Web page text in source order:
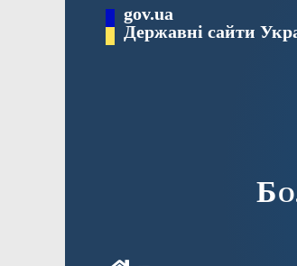
Перейти gov.ua
Державні сайти